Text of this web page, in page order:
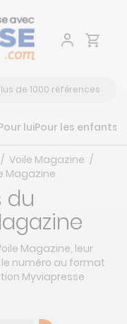
Aller
luiPour les enfants
Voile Magazine
Magazine
du
Magazine, leur
numéro au format
Myviapresse